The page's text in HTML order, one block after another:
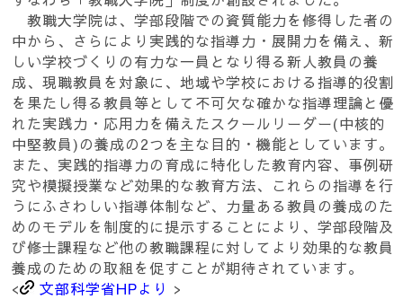
教職大学院は、学部段階での資質能力を修得した者の
中から、さらにより実践的な指導力・展開力を備え、新
しい学校づくりの有力な一員となり得る新人教員の養
成、現職教員を対象に、地域や学校における指導的役割
を果たし得る教員等として不可欠な確かな指導理論と優
れた実践力・応用力を備えたスクールリーダー(中核的
中堅教員)の養成の2つを主な目的・機能としています。
また、実践的指導力の育成に特化した教育内容、事例研
究や模擬授業など効果的な教育方法、これらの指導を行
うにふさわしい指導体制など、力量ある教員の養成のた
めのモデルを制度的に提示することにより、学部段階及
び修士課程など他の教職課程に対してより効果的な教員
養成のための取組を促すことが期待されています。
<
文部科学省HPより >